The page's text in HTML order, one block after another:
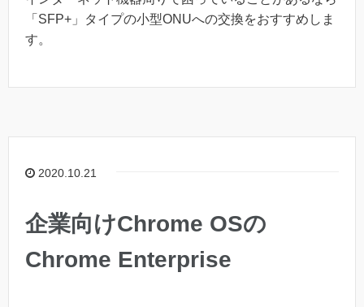
「SFP+」タイプの小型ONUへの交換をおすすめしま
す。
2020.10.21
企業向けChrome OSの
Chrome Enterprise